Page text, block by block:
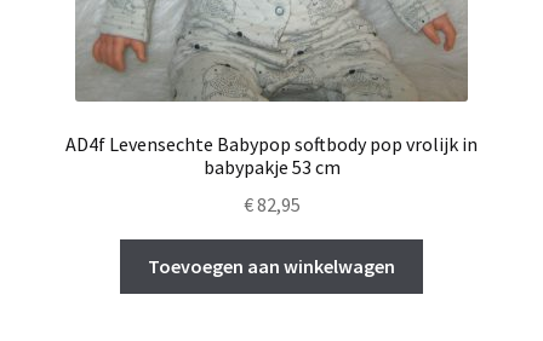
AD4f Levensechte Babypop softbody pop vrolijk in
babypakje 53 cm
€82,95
Toevoegen aan winkelwagen